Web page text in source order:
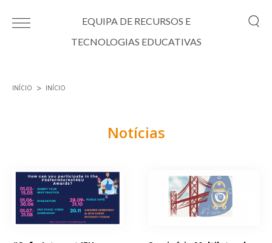
EQUIPA DE RECURSOS E
TECNOLOGIAS EDUCATIVAS
INÍCIO INÍCIO
Notícias
Páginas